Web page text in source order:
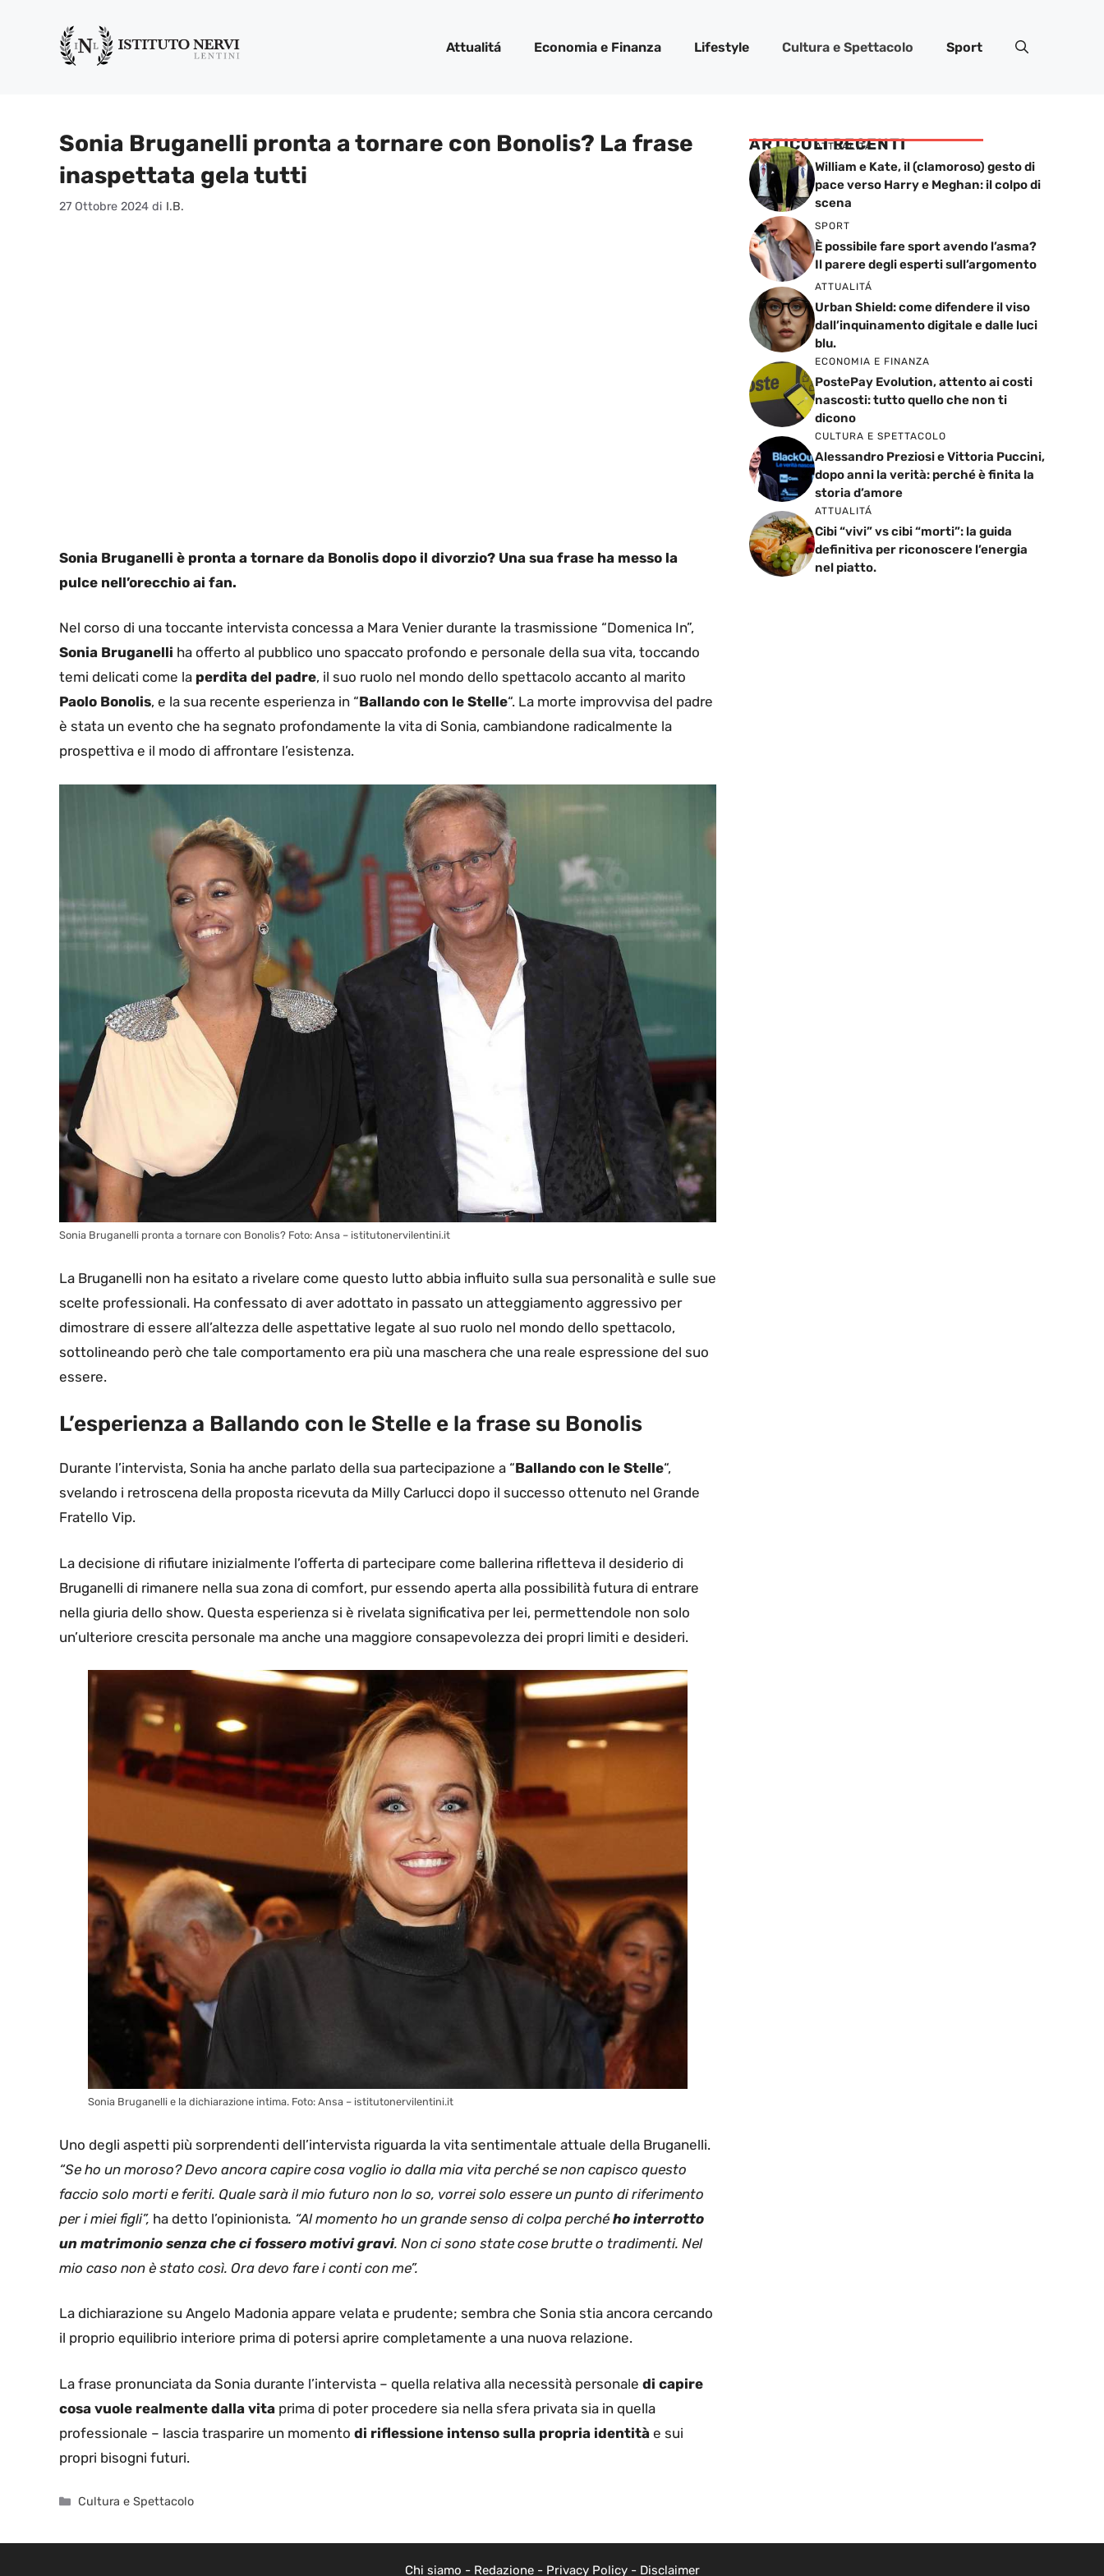
contenuto
Attualitá Economia e Finanza Lifestyle Cultura e Spettacolo Sport
Sonia Bruganelli pronta a tornare con Bonolis? La frase
inaspettata gela tutti
27 Ottobre 2024 di I.B.
Sonia Bruganelli è pronta a tornare da Bonolis dopo il divorzio? Una sua frase ha messo la
pulce nell’orecchio ai fan.
Nel corso di una toccante intervista concessa a Mara Venier durante la trasmissione “Domenica In”,
Sonia Bruganelli ha offerto al pubblico uno spaccato profondo e personale della sua vita, toccando
temi delicati come la perdita del padre, il suo ruolo nel mondo dello spettacolo accanto al marito
Paolo Bonolis, e la sua recente esperienza in “Ballando con le Stelle“. La morte improvvisa del padre
è stata un evento che ha segnato profondamente la vita di Sonia, cambiandone radicalmente la
prospettiva e il modo di affrontare l’esistenza.
Sonia Bruganelli pronta a tornare con Bonolis? Foto: Ansa – istitutonervilentini.it
La Bruganelli non ha esitato a rivelare come questo lutto abbia influito sulla sua personalità e sulle sue
scelte professionali. Ha confessato di aver adottato in passato un atteggiamento aggressivo per
dimostrare di essere all’altezza delle aspettative legate al suo ruolo nel mondo dello spettacolo,
sottolineando però che tale comportamento era più una maschera che una reale espressione del suo
essere.
L’esperienza a Ballando con le Stelle e la frase su Bonolis
Durante l’intervista, Sonia ha anche parlato della sua partecipazione a “Ballando con le Stelle“,
svelando i retroscena della proposta ricevuta da Milly Carlucci dopo il successo ottenuto nel Grande
Fratello Vip.
La decisione di rifiutare inizialmente l’offerta di partecipare come ballerina rifletteva il desiderio di
Bruganelli di rimanere nella sua zona di comfort, pur essendo aperta alla possibilità futura di entrare
nella giuria dello show. Questa esperienza si è rivelata significativa per lei, permettendole non solo
un’ulteriore crescita personale ma anche una maggiore consapevolezza dei propri limiti e desideri.
Sonia Bruganelli e la dichiarazione intima. Foto: Ansa – istitutonervilentini.it
Uno degli aspetti più sorprendenti dell’intervista riguarda la vita sentimentale attuale della Bruganelli.
“Se ho un moroso? Devo ancora capire cosa voglio io dalla mia vita perché se non capisco questo
faccio solo morti e feriti. Quale sarà il mio futuro non lo so, vorrei solo essere un punto di riferimento
per i miei figli”, ha detto l’opinionista. “Al momento ho un grande senso di colpa perché ho interrotto
un matrimonio senza che ci fossero motivi gravi. Non ci sono state cose brutte o tradimenti. Nel
mio caso non è stato così. Ora devo fare i conti con me”.
La dichiarazione su Angelo Madonia appare velata e prudente; sembra che Sonia stia ancora cercando
il proprio equilibrio interiore prima di potersi aprire completamente a una nuova relazione.
La frase pronunciata da Sonia durante l’intervista – quella relativa alla necessità personale di capire
cosa vuole realmente dalla vita prima di poter procedere sia nella sfera privata sia in quella
professionale – lascia trasparire un momento di riflessione intenso sulla propria identità e sui
propri bisogni futuri.
Categorie
Cultura e Spettacolo
ARTICOLI RECENTI
ATTUALITÁ
William e Kate, il (clamoroso) gesto di
pace verso Harry e Meghan: il colpo di
scena
SPORT
È possibile fare sport avendo l’asma?
Il parere degli esperti sull’argomento
ATTUALITÁ
Urban Shield: come difendere il viso
dall’inquinamento digitale e dalle luci
blu.
ECONOMIA E FINANZA
PostePay Evolution, attento ai costi
nascosti: tutto quello che non ti
dicono
CULTURA E SPETTACOLO
Alessandro Preziosi e Vittoria Puccini,
dopo anni la verità: perché è finita la
storia d’amore
ATTUALITÁ
Cibi “vivi” vs cibi “morti”: la guida
definitiva per riconoscere l’energia
nel piatto.
Chi siamo - Redazione- Privacy Policy- Disclaimer